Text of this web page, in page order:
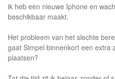
ik heb een nieuwe Iphone en
beschikbaar maakt.
Het probleem van het slechte
gaat Simpel binnenkort een extra
plaatsen?